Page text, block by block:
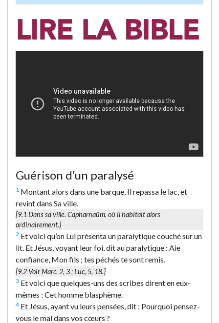
Guérison d’un paralysé
1 Montant alors dans une barque, Il repassa le lac, et
revint dans Sa ville.
[9.1 Dans sa ville. Capharnaüm, où il habitait alors
ordinairement.]
2 Et voici qu’on Lui présenta un paralytique couché sur un
lit. Et Jésus, voyant leur foi, dit au paralytique : Aie
confiance, Mon fils ; tes péchés te sont remis.
[9.2 Voir Marc, 2, 3 ; Luc, 5, 18.]
3 Et voici que quelques-uns des scribes dirent en eux-
mêmes : Cet homme blasphème.
4 Et Jésus, ayant vu leurs pensées, dit : Pourquoi pensez-
vous le mal dans vos cœurs ?